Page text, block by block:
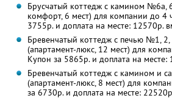
Брусчатый коттедж с камином №6а,
комфорт, 6 мест) для компании до 4
3755р. и доплата на месте: 12570р.
Бревенчатый коттедж с печью №1,
(апартамент-люкс, 12 мест) для
Купон за 5865р. и доплата на
Бревенчатый коттедж с камином и
(апартамент-люкс, 8 мест) для
за 6730р. и доплата на месте: